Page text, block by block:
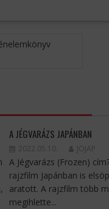
A JÉGVARÁZS JAPÁNBAN
2022.05.10. JOJAP
A Jégvarázs (Frozen)
rajzfilm Japánban is
aratott. A rajzfilm több
megihlette...